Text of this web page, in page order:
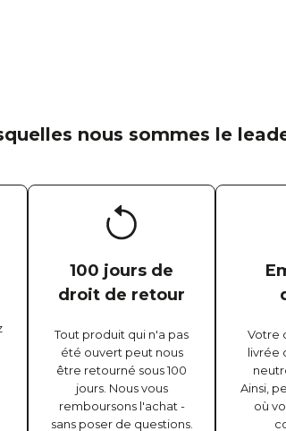
nous sommes le
100 jours de
droit de retour
Tout produit qui n'a pas
été ouvert peut nous
être retourné sous 100
jours. Nous vous
remboursons l'achat -
sans poser de questions.
Votre
livrée
Ainsi,
où